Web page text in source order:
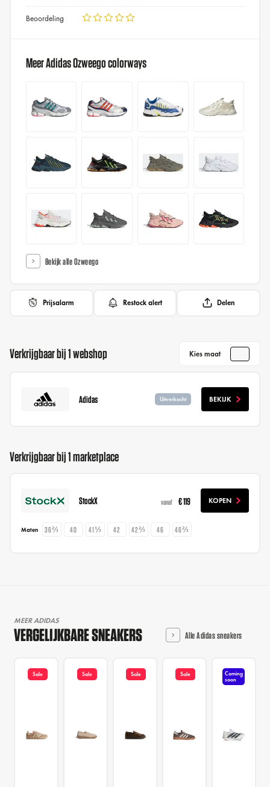
Beoordeling
Meer Adidas Ozweego colorways
Bekijk alle Ozweego
Prijsalarm Restock alert Delen
Verkrijgbaar bij 1 webshop Kies maat
Adidas Uitverkocht BEKIJK
Verkrijgbaar bij 1 marketplace
StockX vanaf € 119 KOPEN
Maten 36⅔ 40 41⅓ 42 42⅔ 46 46⅔
MEER ADIDAS
VERGELIJKBARE SNEAKERS Alle Adidas sneakers
Sale Sale Sale Sale
Coming
soon